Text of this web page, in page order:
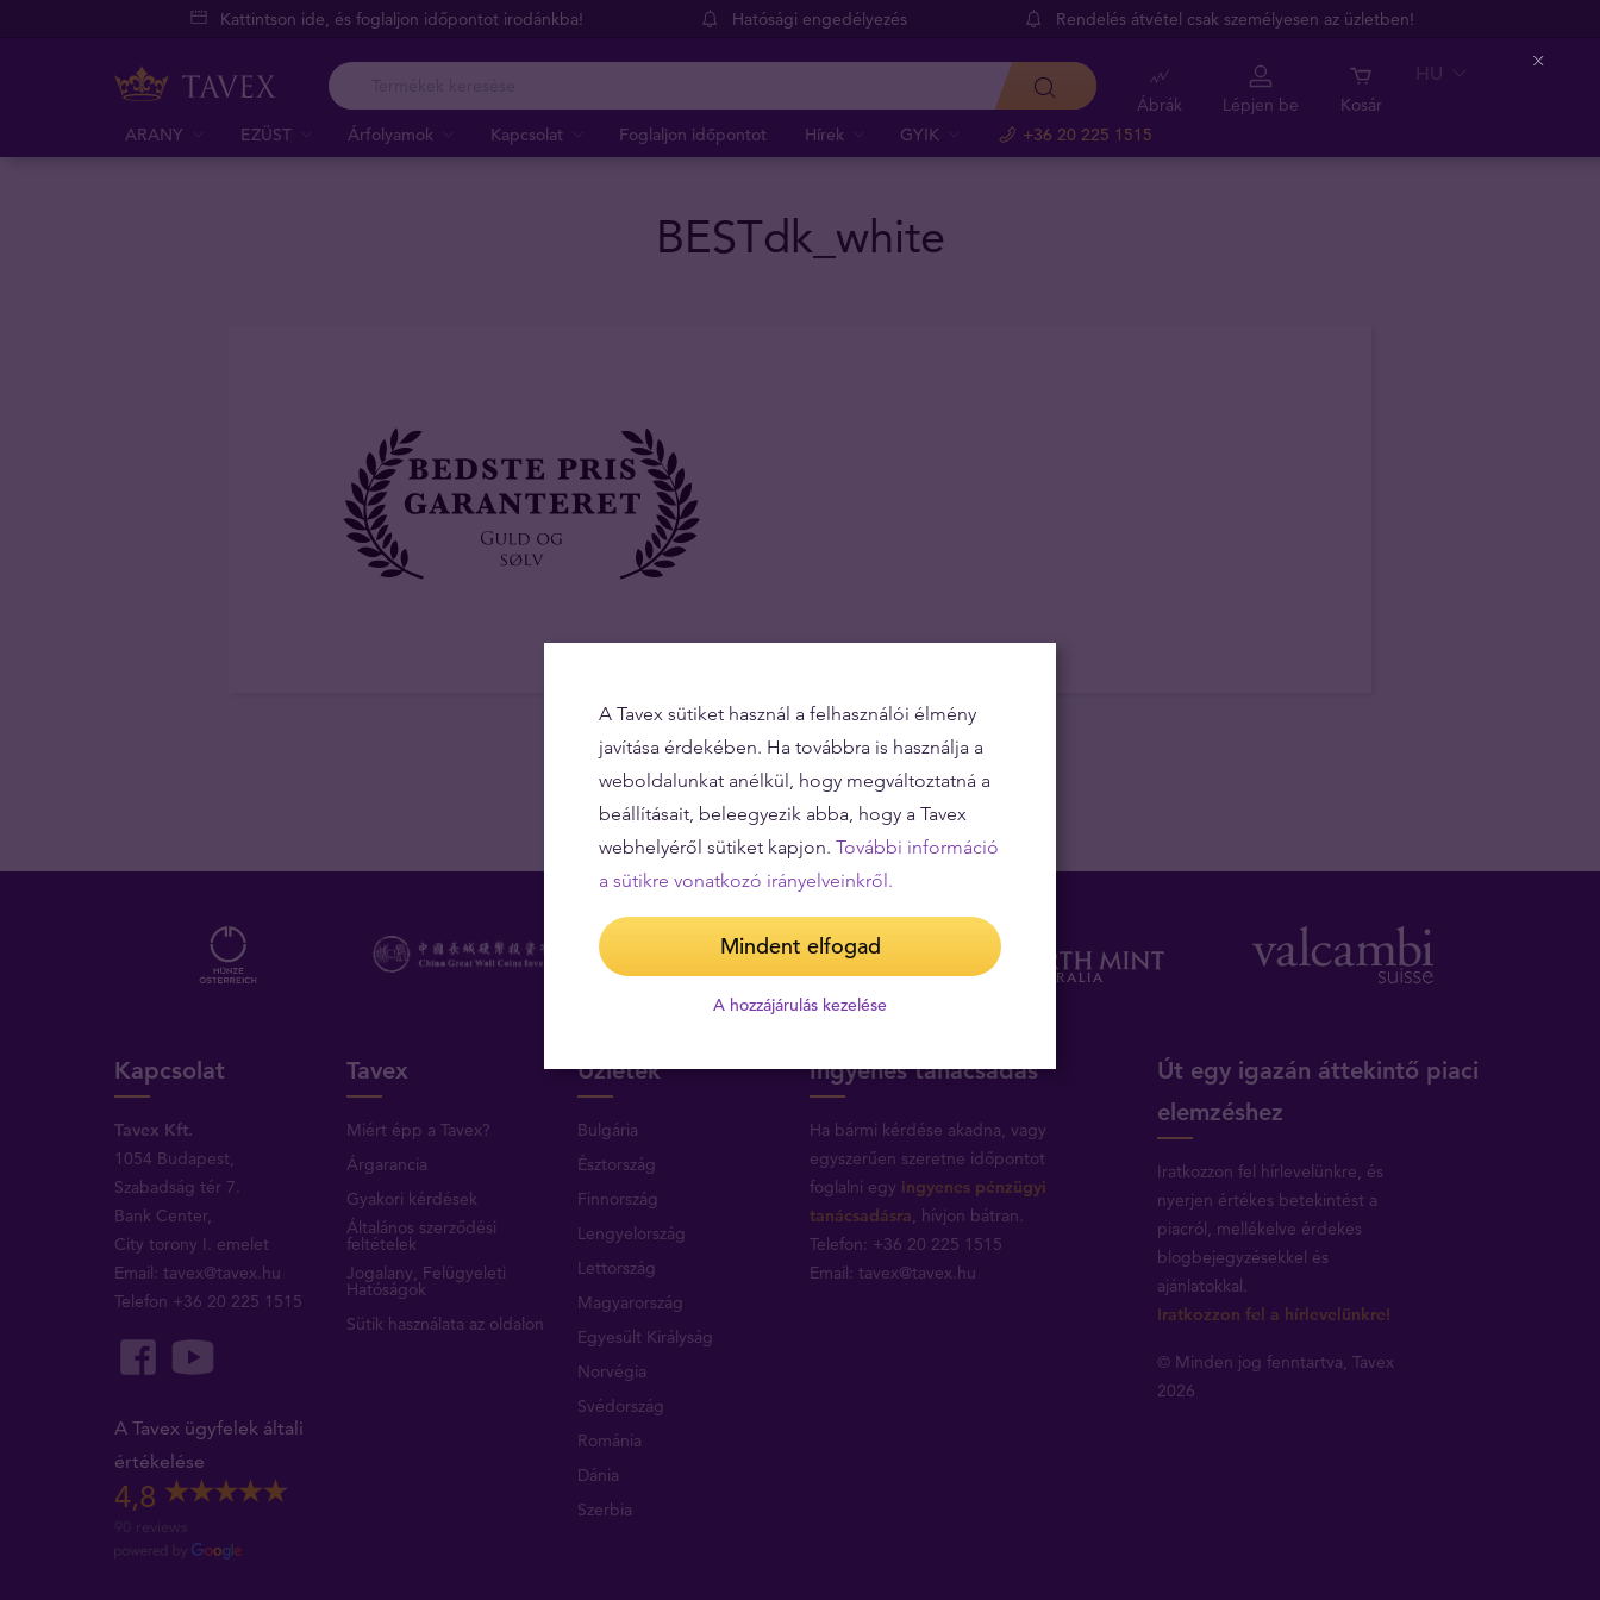
Kattintson ide, és foglaljon időpontot irodánkba! Hatósági engedélyezés Rendelés átvétel csak személyesen az üzletben!
ARANY EZÜST Árfolyamok Kapcsolat Foglaljon időpontot Hírek GYIK +36 20 225 1515
Ábrák Lépjen be Kosár
HU
BESTdk_white
Kapcsolat
Tavex Kft.
1054 Budapest,
Szabadság tér 7.
Bank Center,
City torony I. emelet
Email:tavex@tavex.hu
Telefon +36 20 225 1515
A Tavex ügyfelek általi
értékelése
4,8
90 reviews
Tavex
Miért épp a Tavex?
Árgarancia
Gyakori kérdések
Általános szerződési
feltételek
Jogalany, Felügyeleti
Hatóságok
Sütik használata az oldalon
Üzletek
Bulgária
Észtország
Finnország
Lengyelország
Lettország
Magyarország
Egyesült Királyság
Norvégia
Svédország
Románia
Dánia
Szerbia
Ingyenes tanácsadás
Ha bármi kérdése akadna, vagy
egyszerűen szeretne időpontot
foglalni egy ingyenes pénzügyi
tanácsadásra , hívjon bátran.
Telefon: +36 20 225 1515
Email: tavex@tavex.hu
Út egy igazán áttekintő piaci
elemzéshez
Iratkozzon fel hírlevelünkre, és
nyerjen értékes betekintést a
piacról, mellékelve érdekes
blogbejegyzésekkel és
ajánlatokkal.
Iratkozzon fel a hírlevelünkre!
© Minden jog fenntartva, Tavex
2026
A Tavex sütiket használ a felhasználói élmény
javítása érdekében. Ha továbbra is használja a
weboldalunkat anélkül, hogy megváltoztatná a
beállításait, beleegyezik abba, hogy a Tavex
webhelyéről sütiket kapjon. További információ
a sütikre vonatkozó irányelveinkről.
Mindent elfogad
A hozzájárulás kezelése
Close